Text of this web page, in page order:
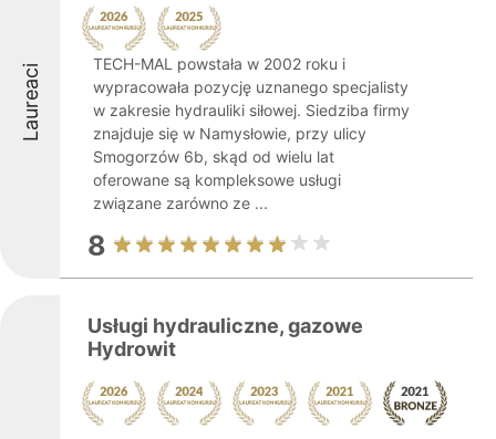
Laureaci
TECH-MAL powstała w 2002 roku i
wypracowała pozycję uznanego specjalisty
w zakresie hydrauliki siłowej. Siedziba firmy
znajduje się w Namysłowie, przy ulicy
Smogorzów 6b, skąd od wielu lat
oferowane są kompleksowe usługi
związane zarówno ze ...
8
Usługi hydrauliczne, gazowe
Hydrowit